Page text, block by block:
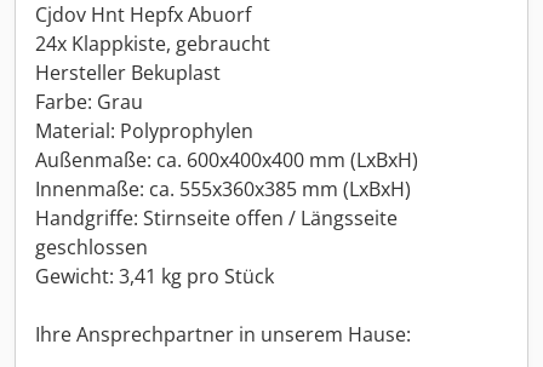
Cjdov Hnt Hepfx Abuorf
24x Klappkiste, gebraucht
Hersteller Bekuplast
Farbe: Grau
Material: Polyprophylen
Außenmaße: ca. 600x400x400 mm (LxBxH)
Innenmaße: ca. 555x360x385 mm (LxBxH)
Handgriffe: Stirnseite offen / Längsseite
geschlossen
Gewicht: 3,41 kg pro Stück
Ihre Ansprechpartner in unserem Hause: